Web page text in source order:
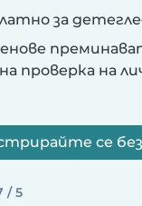
за
проверка на
се
/ 5